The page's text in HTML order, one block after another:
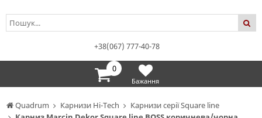
Quadrum Карнизи Hi-Tech
Карнизи серії Square line
+38(067) 777-40-78
0
Бажання